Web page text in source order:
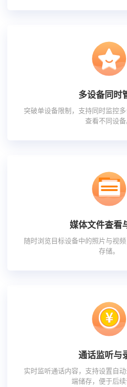
多设备同时
突破单设备限制，支持同时监控
查看不同设备
媒体文件查看
随时浏览目标设备中的照片与视
存储。
通话监听与
实时监听通话内容，支持设置自
端储存，便于后续